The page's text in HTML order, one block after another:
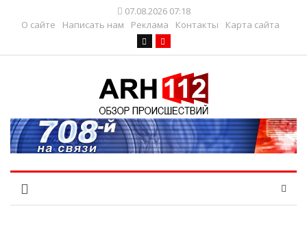
07.08.2026 07:18
О сайте
Написать нам Реклама Контакты Карта сайта